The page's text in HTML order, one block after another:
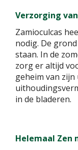
Verzorging
Zamioculcas
nodig. De
staan. In de
zorg er altijd
geheim van
in de bladeren.
Helemaal Zen